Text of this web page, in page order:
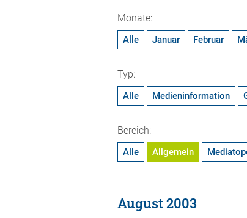
Monate:
Alle Januar Februar
Typ:
Alle Medieninformation
Bereich:
Alle Allgemein
August 2003